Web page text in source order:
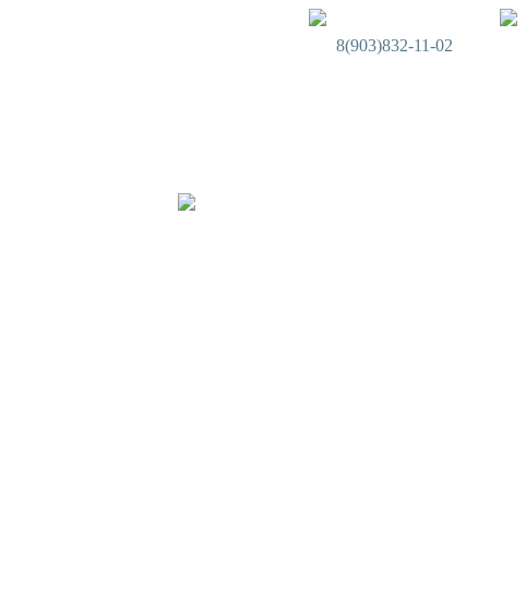
8(903)832-11-02